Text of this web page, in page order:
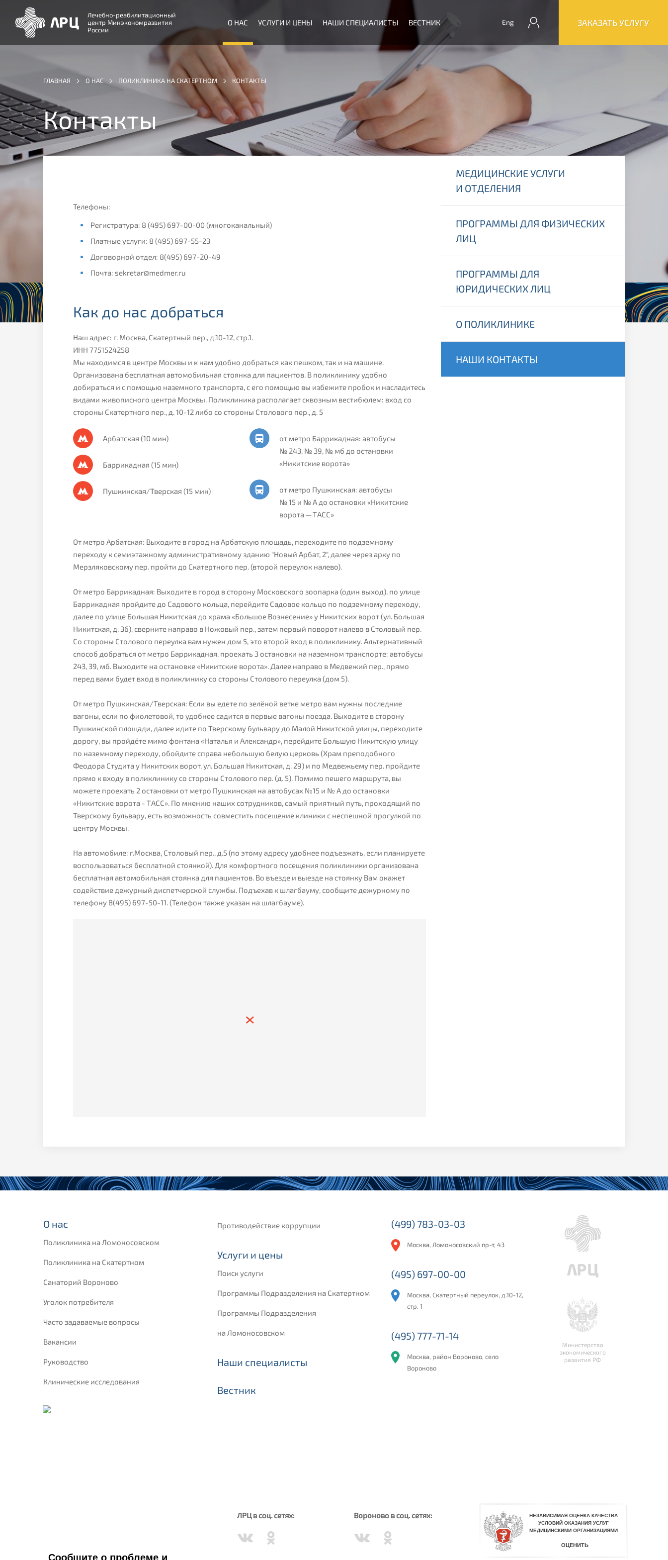
Лечебно-реабилитационный
центр Минэкономразвития
России
О НАС УСЛУГИ И ЦЕНЫ НАШИ СПЕЦИАЛИСТЫ ВЕСТНИК Eng ЗАКАЗАТЬ УСЛУГУ
ГЛАВНАЯ О НАС ПОЛИКЛИНИКА НА СКАТЕРТНОМ КОНТАКТЫ
Контакты
Телефоны:
Регистратура: 8 (495) 697-00-00 (многоканальный)
Платные услуги: 8 (495) 697-55-23
Договорной отдел: 8(495) 697-20-49
Почта: sekretar@medmer.ru
​Как до нас добраться
Наш адрес: г. Москва, Скатертный пер., д.10-12, стр.1.
ИНН 7751524258
Мы находимся в центре Москвы и к нам удобно добраться как пешком, так и на машине.
Организована бесплатная автомобильная стоянка для пациентов. В поликлинику удобно
добираться и с помощью наземного транспорта, с его помощью вы избежите пробок и насладитесь
видами живописного центра Москвы. Поликлиника располагает сквозным вестибюлем: вход со
стороны Скатертного пер., д. 10-12 либо со стороны Столового пер., д. 5
Арбатская (10 мин)
Баррикадная (15 мин)
Пушкинская/Тверская (15 мин)
от метро Баррикадная: автобусы
№ 243, № 39, № мб до остановки
«Никитские ворота»
от метро Пушкинская: автобусы
№ 15 и № А до остановки «Никитские
ворота — ТАСС»
От метро Арбатская: Выходите в город на Арбатскую площадь, переходите по подземному
переходу к семиэтажному административному зданию "Новый Арбат, 2", далее через арку по
Мерзляковскому пер. пройти до Скатертного пер. (второй переулок налево).
От метро Баррикадная: Выходите в город в сторону Московского зоопарка (один выход), по улице
Баррикадная пройдите до Садового кольца, перейдите Садовое кольцо по подземному переходу,
далее по улице Большая Никитская до храма «Большое Вознесение» у Никитских ворот (ул. Большая
Никитская, д. 36), сверните направо в Ножовый пер., затем первый поворот налево в Столовый пер.
Со стороны Столового переулка вам нужен дом 5, это второй вход в поликлинику. Альтернативный
способ добраться от метро Баррикадная, проехать 3 остановки на наземном транспорте: автобусы
243, 39, мб. Выходите на остановке «Никитские ворота». Далее направо в Медвежий пер., прямо
перед вами будет вход в поликлинику со стороны Столового переулка (дом 5).
От метро Пушкинская/Тверская: Если вы едете по зелёной ветке метро вам нужны последние
вагоны, если по фиолетовой, то удобнее садится в первые вагоны поезда. Выходите в сторону
Пушкинской площади, далее идите по Тверскому бульвару до Малой Никитской улицы, переходите
дорогу, вы пройдёте мимо фонтана «Наталья и Александр», перейдите Большую Никитскую улицу
по наземному переходу, обойдите справа небольшую белую церковь (Храм преподобного
Феодора Студита у Никитских ворот, ул. Большая Никитская, д. 29) и по Медвежьему пер. пройдите
прямо к входу в поликлинику со стороны Столового пер. (д. 5). Помимо пешего маршрута, вы
можете проехать 2 остановки от метро Пушкинская на автобусах №15 и № А до остановки
«Никитские ворота - ТАСС». По мнению наших сотрудников, самый приятный путь, проходящий по
Тверскому бульвару, есть возможность совместить посещение клиники с неспешной прогулкой по
центру Москвы.
На автомобиле: г.Москва, Столовый пер., д.5 (по этому адресу удобнее подъезжать, если планируете
воспользоваться бесплатной стоянкой). Для комфортного посещения поликлиники организована
бесплатная автомобильная стоянка для пациентов. Во въезде и выезде на стоянку Вам окажет
содействие дежурный диспетчерской службы. Подъехав к шлагбауму, сообщите дежурному по
телефону 8(495) 697-50-11. (Телефон также указан на шлагбауме).
МЕДИЦИНСКИЕ УСЛУГИ
И ОТДЕЛЕНИЯ
ПРОГРАММЫ ДЛЯ ФИЗИЧЕСКИХ
ЛИЦ
ПРОГРАММЫ ДЛЯ
ЮРИДИЧЕСКИХ ЛИЦ
О ПОЛИКЛИНИКЕ
НАШИ КОНТАКТЫ
О нас
Поликлиника на Ломоносовском
Поликлиника на Скатертном
Санаторий Вороново
Уголок потребителя
Часто задаваемые вопросы
Вакансии
Руководство
Клинические исследования
Противодействие коррупции
Услуги и цены
Поиск услуги
Программы Подразделения на Скатертном
Программы Подразделения
на Ломоносовском
Наши специалисты
Вестник
(499) 783-03-03
Москва, Ломоносовский пр-т, 43
(495) 697-00-00
Москва, Скатертный переулок, д.10-12,
стр. 1
(495) 777-71-14
Москва, район Вороново, село
Вороново
Министерство
экономического
развития РФ
Сообщите о проблеме и
ЛРЦ в соц. сетях: Вороново в соц. сетях: